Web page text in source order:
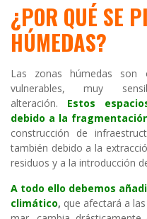
¿POR QUÉ SE
HÚMEDAS?
Las zonas húmedas son
vulnerables, muy
alteración. Estos
debido a la
construcción de
también debido a la
residuos y a la introducción
A todo ello debemos
climático, que afectará a